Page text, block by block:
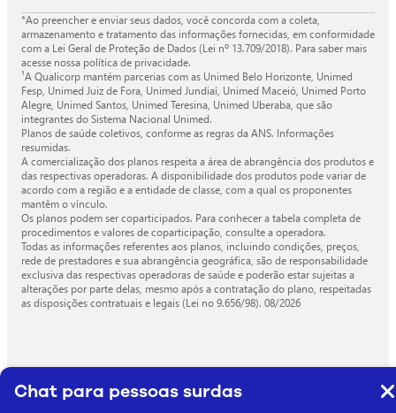
*Ao preencher e enviar seus dados, você concorda com a coleta,
armazenamento e tratamento das informações fornecidas, em conformidade
com a Lei Geral de Proteção de Dados (Lei nº 13.709/2018). Para saber mais
acesse nossa política de privacidade.
¹A Qualicorp mantém parcerias com as Unimed Belo Horizonte, Unimed
Fesp, Unimed Juiz de Fora, Unimed Jundiaí, Unimed Maceió, Unimed Porto
Alegre, Unimed Santos, Unimed Teresina, Unimed Uberaba, que são
integrantes do Sistema Nacional Unimed.
Planos de saúde coletivos, conforme as regras da ANS. Informações
resumidas.
A comercialização dos planos respeita a área de abrangência dos produtos e
das respectivas operadoras. A disponibilidade dos produtos pode variar de
acordo com a região e a entidade de classe, com a qual os proponentes
mantêm o vínculo.
Os planos podem ser coparticipados. Para conhecer a tabela completa de
procedimentos e valores de coparticipação, consulte a operadora.
Todas as informações referentes aos planos, incluindo condições, preços,
rede de prestadores e sua abrangência geográfica, são de responsabilidade
exclusiva das respectivas operadoras de saúde e poderão estar sujeitas a
alterações por parte delas, mesmo após a contratação do plano, respeitadas
as disposições contratuais e legais (Lei no 9.656/98). 08/2026
Chat para pessoas surdas